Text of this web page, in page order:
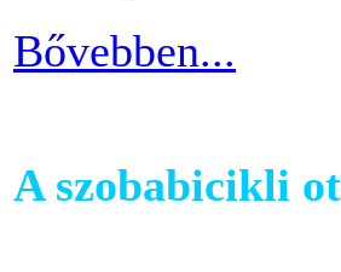
Bővebben...
A szobabicikli